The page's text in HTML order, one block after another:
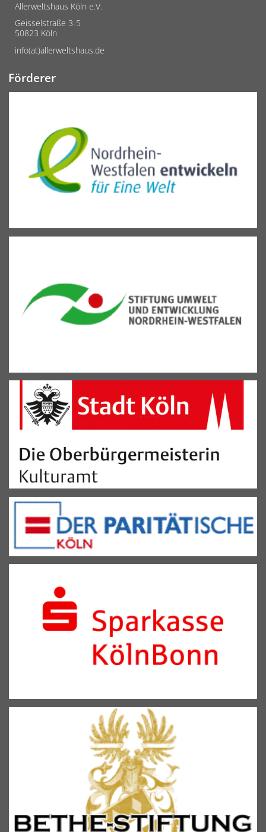
Allerweltshaus Köln e.V.
Geisselstraße 3-5
50823 Köln
info(at)allerweltshaus.de
Förderer